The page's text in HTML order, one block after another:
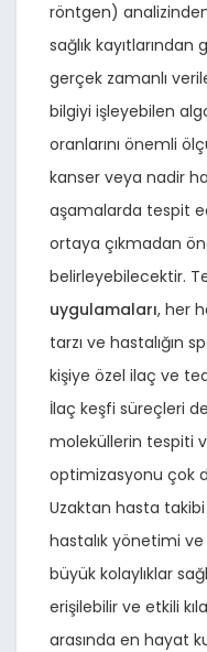
röntgen)
sağlık
gerçek zamanlı
bilgiyi işleyebilen
oranlarını önemli
kanser veya nadir
aşamalarda tespit
ortaya çıkmadan
belirleyebilecektir.
uygulamaları, her
tarzı ve hastalığın
kişiye özel ilaç ve
İlaç keşfi süreçleri
moleküllerin tespiti
optimizasyonu çok
Uzaktan hasta
hastalık yönetimi ve
büyük kolaylıklar
erişilebilir ve etkili
arasında en hayat